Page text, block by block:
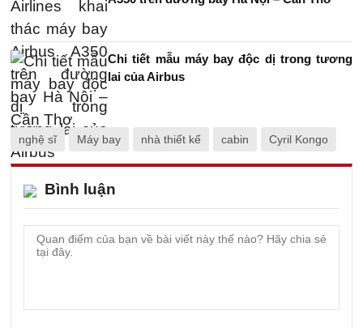
Chi tiết mẫu máy bay độc dị trong tương
lai của Airbus
nghệ sĩ Máy bay nhà thiết kế cabin Cyril Kongo
Bình luận